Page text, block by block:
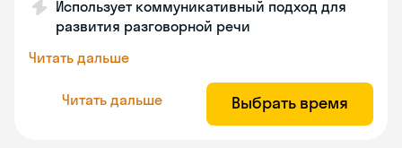
Использует коммуникативный подход для
развития разговорной речи
Читать дальше
Читать дальше Выбрать время